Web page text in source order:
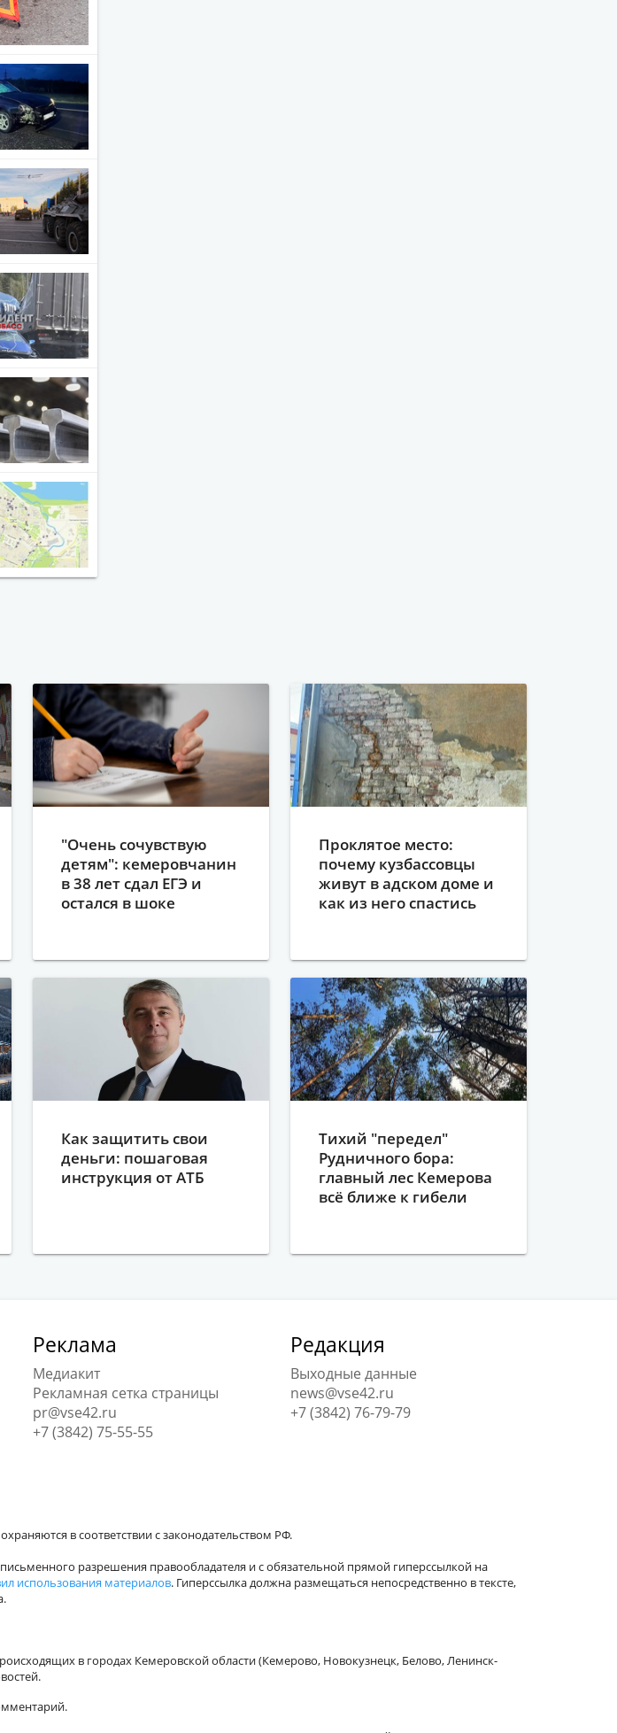
"Очень сочувствую
детям": кемеровчанин
в 38 лет сдал ЕГЭ и
остался в шоке
Проклятое место:
почему кузбассовцы
живут в адском доме и
как из него спастись
Как защитить свои
деньги: пошаговая
инструкция от АТБ
Тихий "передел"
Рудничного бора:
главный лес Кемерова
всё ближе к гибели
Реклама
Медиакит
Рекламная сетка страницы
pr@vse42.ru
+7 (3842) 75-55-55
Редакция
Выходные данные
news@vse42.ru
+7 (3842) 76-79-79
в соответствии с законодательством РФ.
разрешения правообладателя и с обязательной прямой гиперссылкой на
использования материалов. Гиперссылка должна размещаться непосредственно в тексте,
в городах Кемеровской области (Кемерово, Новокузнецк, Белово, Ленинск-